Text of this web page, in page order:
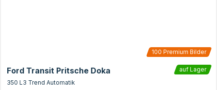
100 Premium Bilder
Ford Transit Pritsche Doka
auf Lager
350 L3 Trend Automatik